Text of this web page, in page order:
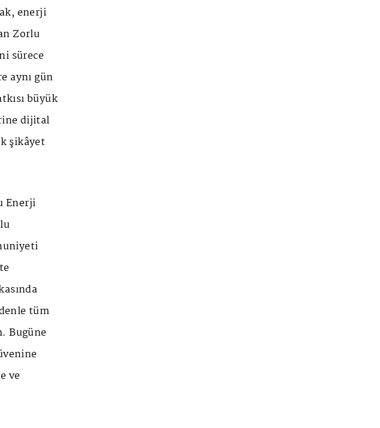
enerji
Zorlu
sürece
aynı gün
büyük
dijital
şikâyet
Enerji
tüm
Bugüne
ve